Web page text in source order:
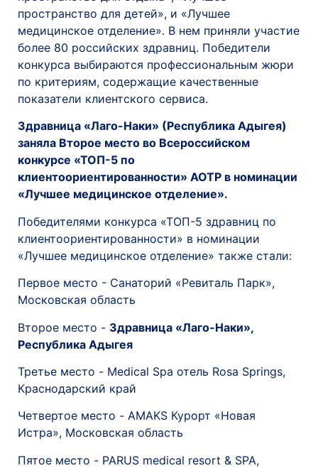
пространство для детей», и «Лучшее
медицинское отделение». В нем приняли участие
более 80 российских здравниц. Победители
конкурса выбираются профессиональным жюри
по критериям, содержащие качественные
показатели клиентского сервиса.
Здравница «Лаго-Наки» (Республика Адыгея)
заняла Второе место во Всероссийском
конкурсе «ТОП-5 по
клиентоориентированности» АОТР в номинации
«Лучшее медицинское отделение».
Победителями конкурса «ТОП-5 здравниц по
клиентоориентированности» в номинации
«Лучшее медицинское отделение» также стали:
Первое место - Санаторий «Ревиталь Парк»,
Московская область
Второе место - Здравница «Лаго-Наки»,
Республика Адыгея
Третье место - Medical Spa отель Rosa Springs,
Краснодарский край
Четвертое место - AMAKS Курорт «Новая
Истра», Московская область
Пятое место - PARUS medical resort & SPA,